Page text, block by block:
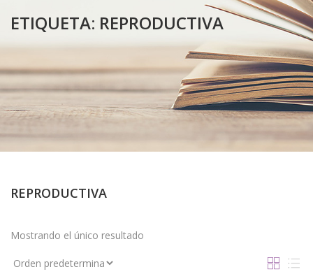
ETIQUETA: REPRODUCTIVA
REPRODUCTIVA
Mostrando el único resultado